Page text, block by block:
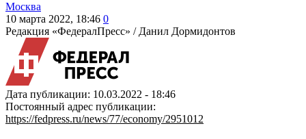
Москва
10 марта 2022, 18:46 0
Редакция «ФедералПресс» / Данил Дормидонтов
Дата публикации: 10.03.2022 - 18:46
Постоянный адрес публикации:
https://fedpress.ru/news/77/economy/2951012